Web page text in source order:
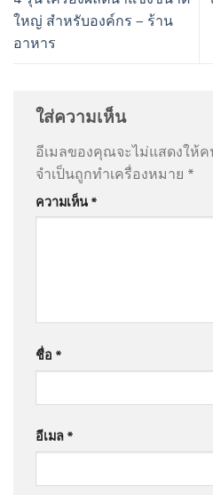
ใหญ่ สำหรับองค์กร – ร้าน
อาหาร
ใส่ความเห็น
อีเมลของคุณจะไม่แสดงให้
จำเป็นถูกทำเครื่องหมาย *
ความเห็น *
ชื่อ *
อีเมล *